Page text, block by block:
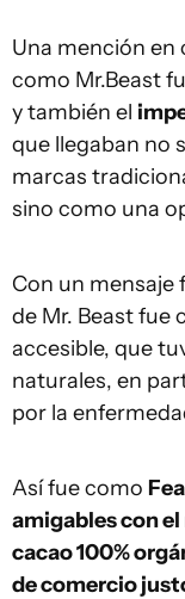
Una mención en
como Mr.Beast
y también el
que llegaban no
marcas
sino como una
Con un mensaje
de Mr. Beast fue
accesible, que
naturales, en
por la
Así fue como
amigables con
cacao 100%
de comercio